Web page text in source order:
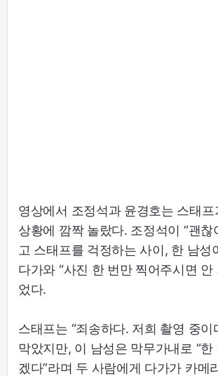
영상에서 조정석과 윤경호는 스태
상황에 깜짝 놀랐다. 조정석이 “괜찮
고 스태프를 걱정하는 사이, 한 남성
다가와 “사진 한 번만 찍어주시면 안
었다.
스태프는 “죄송하다. 저희 촬영 중이
막았지만, 이 남성은 막무가내로 “한
겠다”라며 두 사람에게 다가가 카메